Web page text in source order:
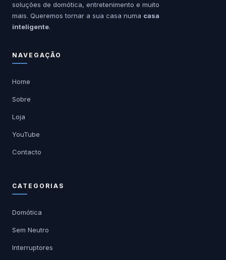
soluções de domótica, entretenimento e muito
mais. Queremos tornar a sua casa numa casa
inteligente.
NAVEGAÇÃO
Home
Sobre
Loja
YouTube
Contacto
CATEGORIAS
Domótica
Sem Neutro
Interruptores